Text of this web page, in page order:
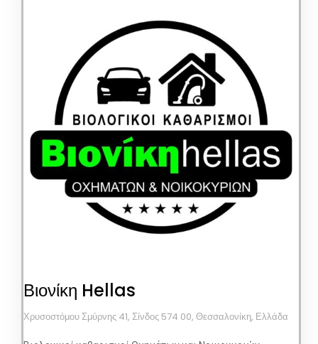
Βιονίκη Hellas
Χρυσοστόμου Σμύρνης 41, Σίνδος 574 00, Θεσσαλονίκη, Ελλάδα